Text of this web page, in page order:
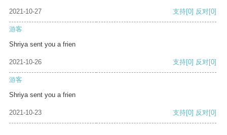
2021-10-27 支持[0] 反对[0]
游客
Shriya sent you a frien
2021-10-26 支持[0] 反对[0]
游客
Shriya sent you a frien
2021-10-23 支持[0] 反对[0]